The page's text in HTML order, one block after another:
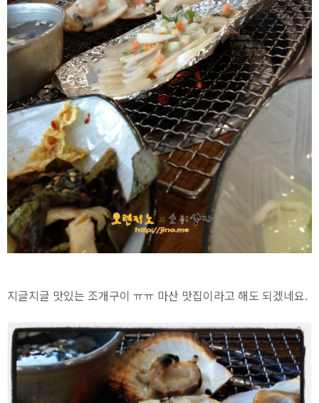
지글지글 맛있는 조개구이 ㅠㅠ 마산 맛집이라고 해도 되겠네요.